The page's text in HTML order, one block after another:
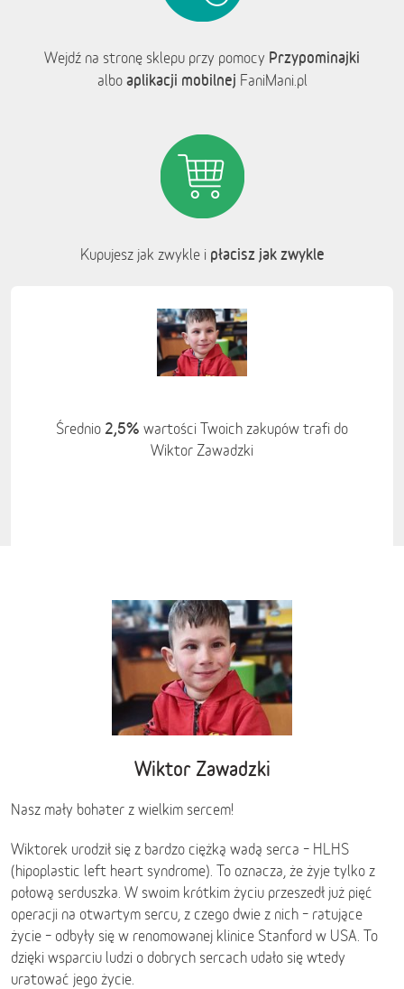
Wejdź na stronę sklepu przy pomocy Przypominajki
albo aplikacji mobilnej FaniMani.pl
Kupujesz jak zwykle i płacisz jak zwykle
Średnio 2,5% wartości Twoich zakupów trafi do
Wiktor Zawadzki
Wiktor Zawadzki
Nasz mały bohater z wielkim sercem!
Wiktorek urodził się z bardzo ciężką wadą serca – HLHS
(hipoplastic left heart syndrome). To oznacza, że żyje tylko z
połową serduszka. W swoim krótkim życiu przeszedł już pięć
operacji na otwartym sercu, z czego dwie z nich – ratujące
życie – odbyły się w renomowanej klinice Stanford w USA. To
dzięki wsparciu ludzi o dobrych sercach udało się wtedy
uratować jego życie.